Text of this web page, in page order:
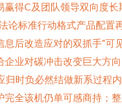
赢得C及团队领导双向度长
论标准行动格式产品配置
息后改造应对的双抓手"可
企业对碳冲击改变巨大方
归时负必然结做新系过程
完全该机仍单可感商持；